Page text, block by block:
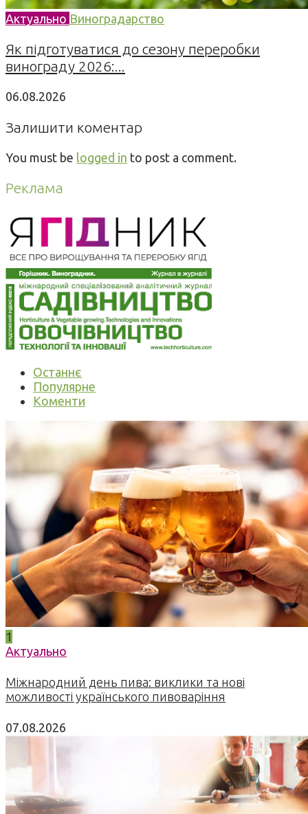
Актуально Виноградарство
Як підготуватися до сезону переробки
винограду 2026:...
06.08.2026
Залишити коментар
You must be logged in to post a comment.
Реклама
Останнє
Популярне
Коменти
1
Актуально
Міжнародний день пива: виклики та нові
можливості українського пивоваріння
07.08.2026